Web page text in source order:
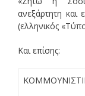
ανεξάρτητη και
(ελληνικός
Και επίσης: